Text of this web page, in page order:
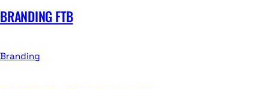
BRANDING FTB
Branding